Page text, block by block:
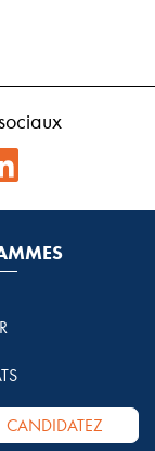
CANDIDATEZ